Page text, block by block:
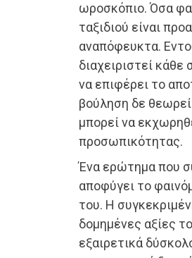
ωροσκόπιο. Όσα
ταξιδιού είναι
αναπόφευκτα.
διαχειριστεί
να επιφέρει το
βούληση δε
μπορεί να
προσωπικότητας.
Ένα ερώτημα που
αποφύγει το
του. Η
δομημένες αξίες
εξαιρετικά